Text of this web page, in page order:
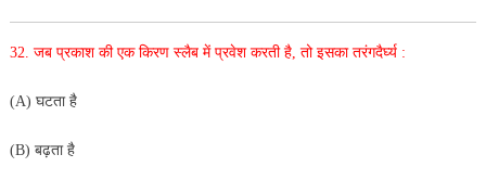
32. जब प्रकाश की एक किरण स्लैब में प्रवेश करती है, तो इसका तरंगदैर्घ्य :
(A) घटता है
(B) बढ़ता है